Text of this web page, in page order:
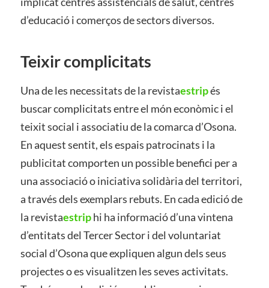
d’educació i comerços de sectors diversos.
Teixir complicitats
Una de les necessitats de la revistaestripés
buscar complicitats entre el món econòmic i el
teixit social i associatiu de la comarca d’Osona.
En aquest sentit, els espais patrocinats i la
publicitat comporten un possible benefici per a
una associació o iniciativa solidària del territori,
a través dels exemplars rebuts. En cada edició de
la revistaestriphi ha informació d’una vintena
d’entitats del Tercer Sector i del voluntariat
social d’Osona que expliquen algun dels seus
projectes o es visualitzen les seves activitats.